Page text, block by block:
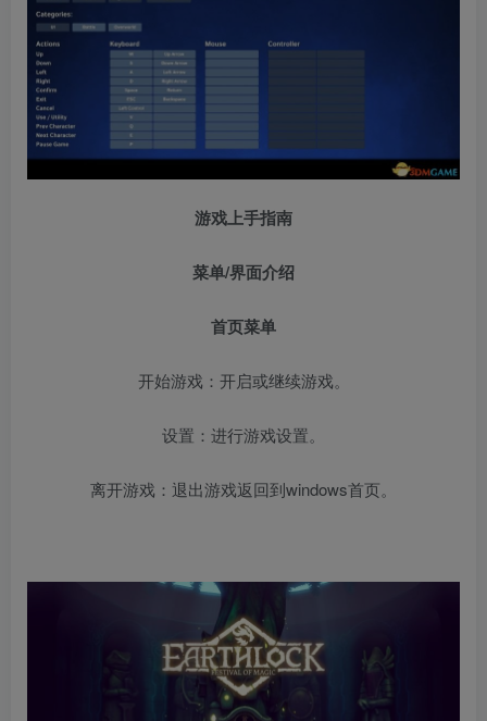
游戏上手指南
菜单/界面介绍
首页菜单
开始游戏：开启或继续游戏。
设置：进行游戏设置。
离开游戏：退出游戏返回到windows首页。